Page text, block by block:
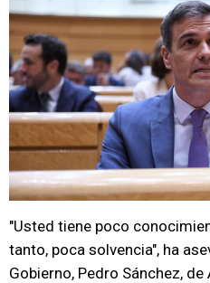
"Usted tiene poco
tanto, poca solvencia", ha
Gobierno, Pedro Sánchez,